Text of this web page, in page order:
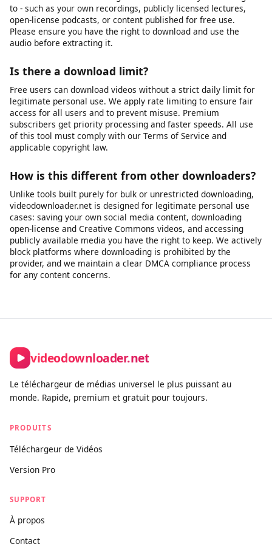
device's storage, or the platform may have changed its URL
structure. We recommend first verifying that the video URL still
works in your browser. If it does, try copying the URL again and
submitting it fresh. If problems persist, our platform may be
have implemented new restrictions that we are working to
Can I download audio only (MP3)?
Yes, you can extract the audio track from a video as an MP3
file. This is useful for saving audio from videos you have rights
to - such as your own recordings, publicly licensed lectures,
Please ensure you have the right to download and use the
Is there a download limit?
Free users can download videos without a strict daily limit for
legitimate personal use. We apply rate limiting to ensure fair
access for all users and to prevent misuse. Premium
subscribers get priority processing and faster speeds. All use
of this tool must comply with our Terms of Service and
How is this different from other downloaders?
videodownloader.net is designed for legitimate personal use
cases: saving your own social media content, downloading
open-license and Creative Commons videos, and accessing
publicly available media you have the right to keep. We actively
block platforms where downloading is prohibited by the
for any content concerns.
Le téléchargeur de médias universel le plus puissant au